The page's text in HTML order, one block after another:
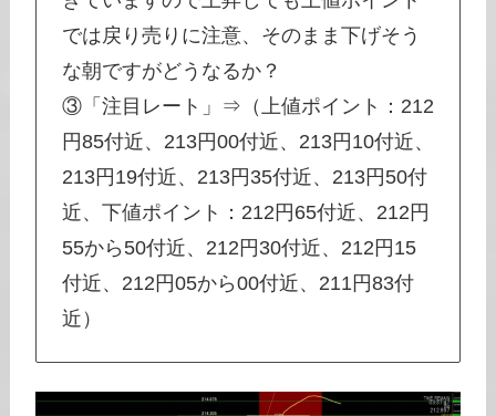
では戻り売りに注意、そのまま下げそう
な朝ですがどうなるか？
③「注目レート」⇒（上値ポイント：212
円85付近、213円00付近、213円10付近、
213円19付近、213円35付近、213円50付
近、下値ポイント：212円65付近、212円
55から50付近、212円30付近、212円15
付近、212円05から00付近、211円83付
近）